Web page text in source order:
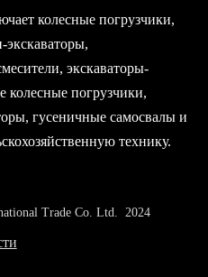
колесные погрузчики,
экскаваторы,
экскаваторы-
колесные погрузчики,
гусеничные самосвалы и
технику.
Trade Co. Ltd. 2024